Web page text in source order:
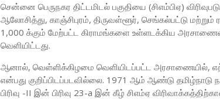
சென்னை பெருநகர திட்டமிடல் பகுதியை (சிஎம்பிஏ)
ஆலோசித்து, காஞ்சிபுரம், திருவள்ளூர், செங்கல்பட்டு
1,000 க்கும் மேற்பட்ட கிராமங்களை உள்ளடக்கிய
வெளியிட்டது.
ஆனால், வெள்ளிக்கிழமை வெளியிடப்பட்ட அரசாணையில்,
என்பது குறிப்பிடப்படவில்லை. 1971 ஆம் ஆண்டு தமிழ்நாடு
பிரிவு -II இன் பிரிவு 23-a இன் கீழ் சிஎம்ஏ